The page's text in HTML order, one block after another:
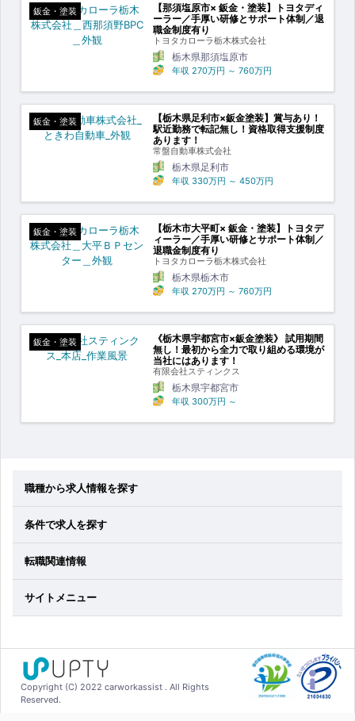
鈑金・塗装
【那須塩原市× 鈑金・塗装】トヨタディ
ーラー／手厚い研修とサポート体制／退
職金制度有り
トヨタカローラ栃木株式会社
栃木県那須塩原市
年収 270万円 ～ 760万円
鈑金・塗装
【栃木県足利市×鈑金塗装】賞与あり！
駅近勤務で転記無し！資格取得支援制度
あります！
常盤自動車株式会社
栃木県足利市
年収 330万円 ～ 450万円
鈑金・塗装
【栃木市大平町× 鈑金・塗装】トヨタデ
ィーラー／手厚い研修とサポート体制／
退職金制度有り
トヨタカローラ栃木株式会社
栃木県栃木市
年収 270万円 ～ 760万円
鈑金・塗装
《栃木県宇都宮市×鈑金塗装》 試用期間
無し！最初から全力で取り組める環境が
当社にはあります！
有限会社スティンクス
栃木県宇都宮市
年収 300万円 ～
職種から求人情報を探す
条件で求人を探す
転職関連情報
サイトメニュー
Copyright (C) 2022 carworkassist . All Rights
Reserved.